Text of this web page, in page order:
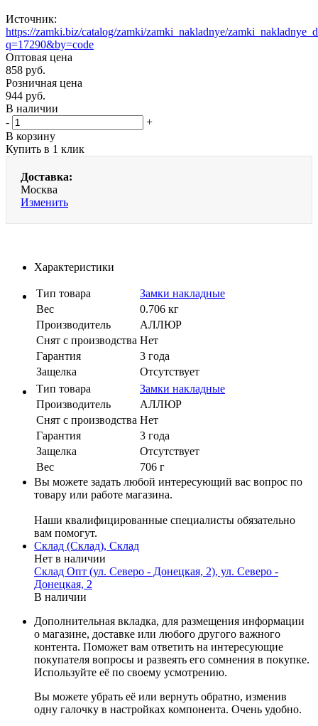
Источник:
https://zamki.biz/catalog/zamki/zamki_nakladnye/
q=17290&by=code
Оптовая цена
858 руб.
Розничная цена
944 руб.
В наличии
-
+
В корзину
Купить в 1 клик
Доставка:
Москва
Изменить
Характеристики
Тип товара
Замки накладные
Вес
0.706 кг
Производитель
АЛЛЮР
Cнят с производства Нет
Гарантия
3 года
Защелка
Отсутствует
Тип товара
Замки накладные
Производитель
АЛЛЮР
Cнят с производства Нет
Гарантия
3 года
Защелка
Отсутствует
Вес
706 г
Вы можете задать любой интересующий вас вопрос по
товару или работе магазина.
Наши квалифицированные специалисты обязательно
вам помогут.
Склад (Склад), Склад
Нет в наличии
Склад Опт (ул. Северо - Донецкая, 2), ул. Северо -
Донецкая, 2
В наличии
Дополнительная вкладка, для размещения информации
о магазине, доставке или любого другого важного
контента. Поможет вам ответить на интересующие
покупателя вопросы и развеять его сомнения в покупке.
Используйте её по своему усмотрению.
Вы можете убрать её или вернуть обратно, изменив
одну галочку в настройках компонента. Очень удобно.